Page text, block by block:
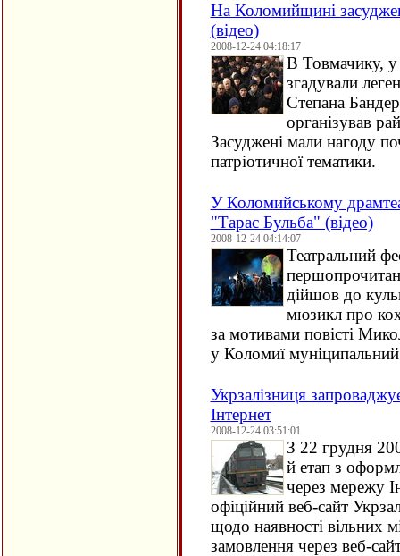
На Коломийщині
(відео)
2008-12-24 04:18:17
В Товмачику, у
згадували
Степана
організував
Засуджені мали нагоду
патріотичної тематики.
У Коломийському
"Тарас Бульба" (відео)
2008-12-24 04:14:07
Театральний
дійшов до
мюзикл про
за мотивами повісті
у Коломиї муніципальний
Укрзалізниця
Інтернет
2008-12-24 03:51:01
З 22 грудня
й етап з
через мережу
офіційний веб-сайт
щодо наявності вільних
замовлення через веб-